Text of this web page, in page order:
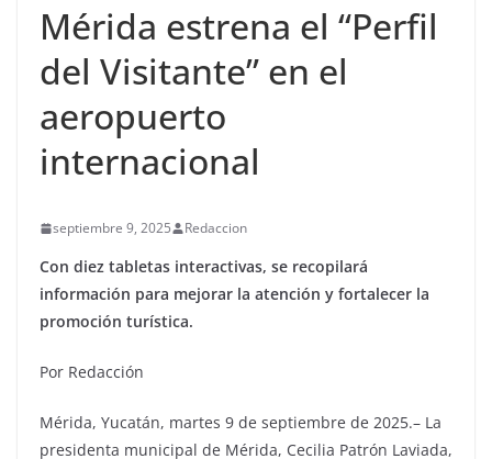
Mérida estrena el “Perfil
del Visitante” en el
aeropuerto
internacional
septiembre 9, 2025 Redaccion
Con diez tabletas interactivas, se recopilará
información para mejorar la atención y fortalecer la
promoción turística.
Por Redacción
Mérida, Yucatán, martes 9 de septiembre de 2025.– La
presidenta municipal de Mérida, Cecilia Patrón Laviada,